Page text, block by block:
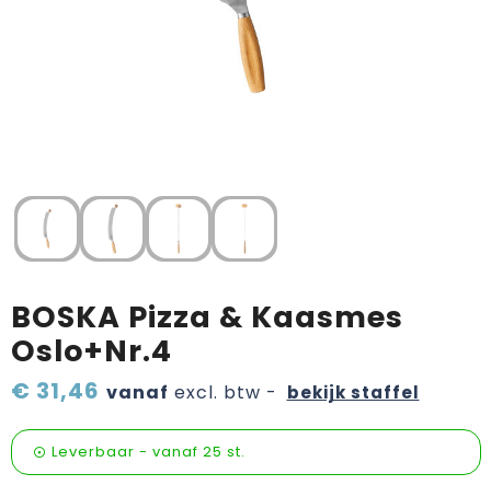
Verzorging & welness
Wijn, bier en proeverij
Zomerpakketten
BOSKA Pizza & Kaasmes
Oslo+Nr.4
€ 31,46 vanaf excl. btw - bekijk staffel
Leverbaar - vanaf 25 st.